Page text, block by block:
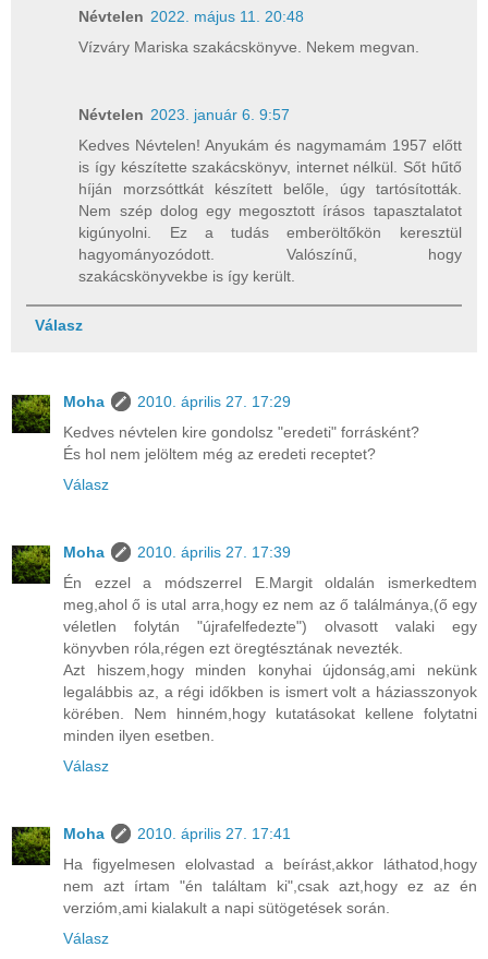
Névtelen 2022. május 11. 20:48
Vízváry Mariska szakácskönyve. Nekem megvan.
Névtelen 2023. január 6. 9:57
Kedves Névtelen! Anyukám és nagymamám 1957 előtt
is így készítette szakácskönyv, internet nélkül. Sőt hűtő
híján morzsóttkát készített belőle, úgy tartósították.
Nem szép dolog egy megosztott írásos tapasztalatot
kigúnyolni. Ez a tudás emberöltőkön keresztül
hagyományozódott. Valószínű, hogy
szakácskönyvekbe is így került.
Válasz
Moha
2010. április 27. 17:29
Kedves névtelen kire gondolsz "eredeti" forrásként?
És hol nem jelöltem még az eredeti receptet?
Válasz
Moha
2010. április 27. 17:39
Én ezzel a módszerrel E.Margit oldalán ismerkedtem
meg,ahol ő is utal arra,hogy ez nem az ő találmánya,(ő egy
véletlen folytán "újrafelfedezte") olvasott valaki egy
könyvben róla,régen ezt öregtésztának nevezték.
Azt hiszem,hogy minden konyhai újdonság,ami nekünk
legalábbis az, a régi időkben is ismert volt a háziasszonyok
körében. Nem hinném,hogy kutatásokat kellene folytatni
minden ilyen esetben.
Válasz
Moha
2010. április 27. 17:41
Ha figyelmesen elolvastad a beírást,akkor láthatod,hogy
nem azt írtam "én találtam ki",csak azt,hogy ez az én
verzióm,ami kialakult a napi sütögetések során.
Válasz